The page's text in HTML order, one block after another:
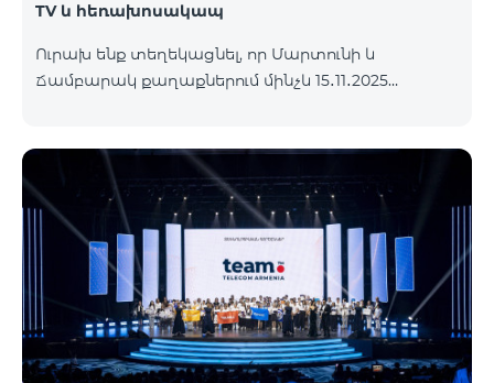
TV և հեռախոսակապ
Ուրախ ենք տեղեկացնել, որ Մարտունի և
Ճամբարակ քաղաքներում մինչև 15․11․2025
3 TV փաթեթը․ Ինտերնետ. Մինչև 50 Մբիթ/վ
արագություն։ Մինչև 80 TV ալիք՝ TeamTv Smart
հավելվածով: Ֆիքսված հեռախոսակապ. 180
րոպե դեպի Team ֆիքսված ցանց։ Սույն
սակագնային փաթեթում ներառված
հեռուստատեսության ծառայությունը
տրամադրվում է առանց TV սարքի՝ TeamTV Smart
հավելվածի միջոցով։ Սակագնային փաթեթի
արժեքները ներկայացվա